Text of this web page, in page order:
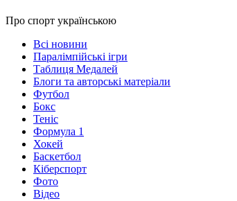
Про спорт українською
Всі новини
Паралімпійські ігри
Таблиця Медалей
Блоги та авторські матеріали
Футбол
Бокс
Теніс
Формула 1
Хокей
Баскетбол
Кіберспорт
Фото
Відео